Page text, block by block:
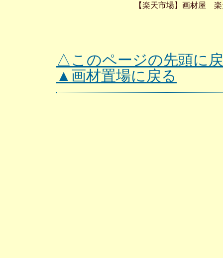
【楽天市場】画材屋
△このページの先頭に
▲画材置場に戻る